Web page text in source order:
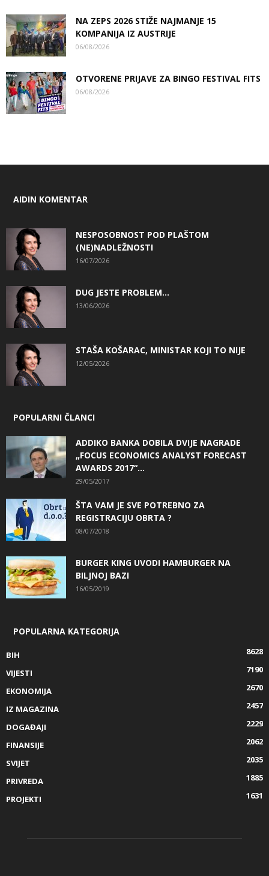
NA ZEPS 2026 STIŽE NAJMANJE 15
KOMPANIJA IZ AUSTRIJE
06/08/2026
OTVORENE PRIJAVE ZA BINGO FESTIVAL FITS
06/08/2026
AIDIN KOMENTAR
NESPOSOBNOST POD PLAŠTOM
(NE)NADLEŽNOSTI
16/07/2026
DUG JESTE PROBLEM…
13/06/2026
STAŠA KOŠARAC, MINISTAR KOJI TO NIJE
12/05/2026
POPULARNI ČLANCI
ADDIKO BANKA DOBILA DVIJE NAGRADE
„FOCUS ECONOMICS ANALYST FORECAST
AWARDS 2017“...
29/05/2017
ŠTA VAM JE SVE POTREBNO ZA
REGISTRACIJU OBRTA ?
08/07/2018
BURGER KING UVODI HAMBURGER NA
BILJNOJ BAZI
16/05/2019
POPULARNA KATEGORIJA
BIH
8628
VIJESTI
7190
EKONOMIJA
2670
IZ MAGAZINA
2457
DOGAĐAJI
2229
FINANSIJE
2062
SVIJET
2035
PRIVREDA
1885
PROJEKTI
1631